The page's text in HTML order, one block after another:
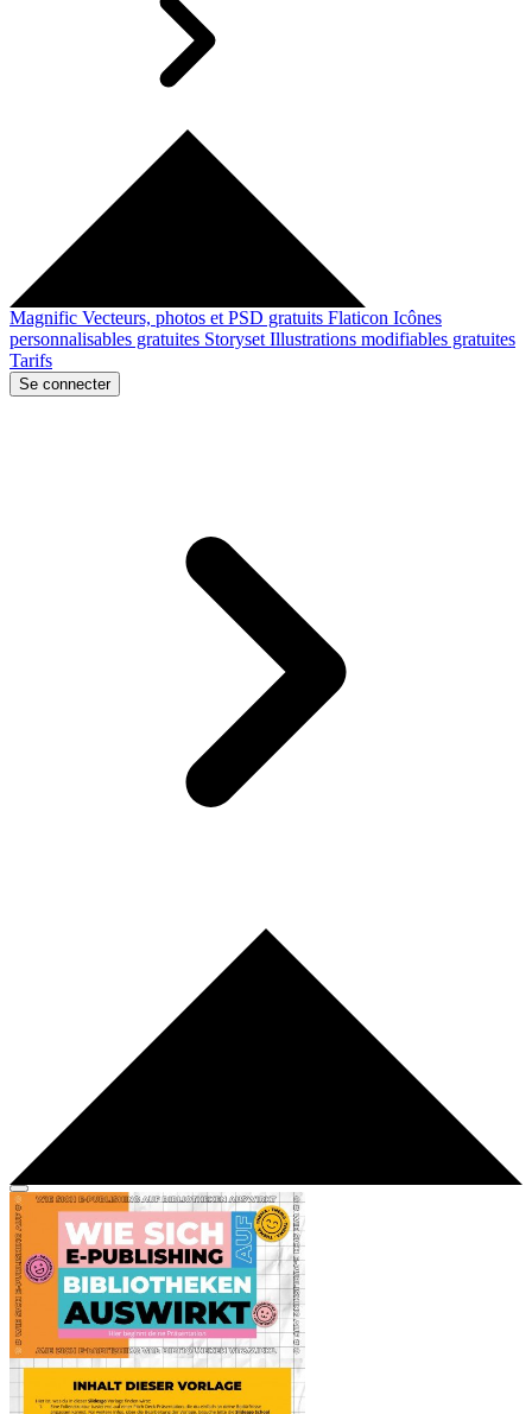
Magnific Vecteurs, photos et PSD gratuits Flaticon Icônes
personnalisables gratuites Storyset Illustrations modifiables gratuites
Tarifs
Se connecter